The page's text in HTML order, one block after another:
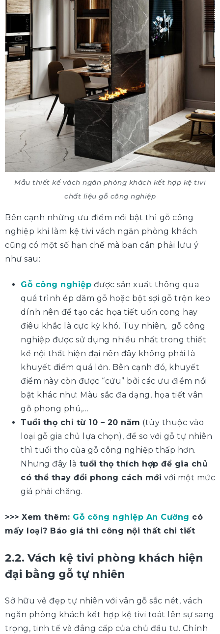
Mẫu thiết kế vách ngăn phòng khách kết hợp kệ tivi
chất liệu gỗ công nghiệp
Bên cạnh những ưu điểm nổi bật thì gỗ công
nghiệp khi làm kệ tivi vách ngăn phòng khách
cũng có một số hạn chế mà bạn cần phải lưu ý
như sau:
Gỗ công nghiệp được sản xuất thông qua
quá trình ép dăm gỗ hoặc bột sợi gỗ trộn keo
dính nên để tạo các họa tiết uốn cong hay
điêu khắc là cực kỳ khó. Tuy nhiên, gỗ công
nghiệp được sử dụng nhiều nhất trong thiết
kế nội thất hiện đại nên đây không phải là
khuyết điểm quá lớn. Bên cạnh đó, khuyết
điểm này còn được “cứu” bởi các ưu điểm nổi
bật khác như: Màu sắc đa dạng, họa tiết vân
gỗ phong phú,…
Tuổi thọ chỉ từ 10 – 20 năm (tùy thuộc vào
loại gỗ gia chủ lựa chọn), để so với gỗ tự nhiên
thì tuổi thọ của gỗ công nghiệp thấp hơn.
Nhưng đây là tuổi thọ thích hợp để gia chủ
có thể thay đổi phong cách mới với một mức
giá phải chăng.
>>> Xem thêm: Gỗ công nghiệp An Cường có
mấy loại? Báo giá thi công nội thất chi tiết
2.2. Vách kệ tivi phòng khách hiện
đại bằng gỗ tự nhiên
Sở hữu vẻ đẹp tự nhiên với vân gỗ sắc nét, vách
ngăn phòng khách kết hợp kệ tivi toát lên sự sang
trọng, tinh tế và đẳng cấp của chủ đầu tư. Chính